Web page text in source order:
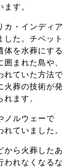
す。
カ・インディア
した。チベット
体を水葬にする
まれた島や、
れていた方法で
火葬の技術が発
ます。
ノルウェーで
れていました。
から火葬したあ
われなくなるな